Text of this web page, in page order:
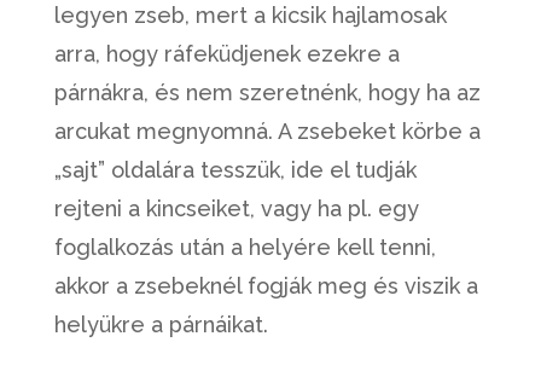
legyen zseb, mert a kicsik hajlamosak
arra, hogy ráfeküdjenek ezekre a
párnákra, és nem szeretnénk, hogy ha az
arcukat megnyomná. A zsebeket körbe a
„sajt” oldalára tesszük, ide el tudják
rejteni a kincseiket, vagy ha pl. egy
foglalkozás után a helyére kell tenni,
akkor a zsebeknél fogják meg és viszik a
helyükre a párnáikat.